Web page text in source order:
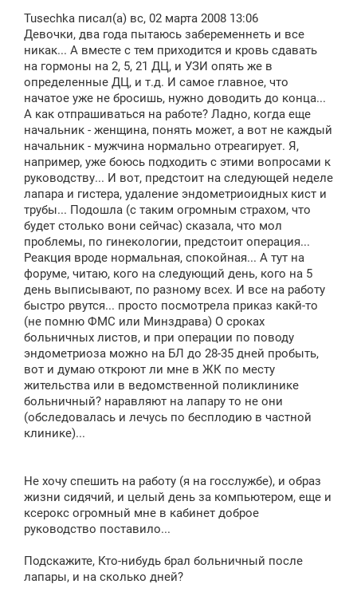
б
щ
н
и
Tusechka писал(а) вс, 02 марта 2008 13:06
Девочки, два года пытаюсь забеременнеть и все
никак... А вместе с тем приходится и кровь сдавать
на гормоны на 2, 5, 21 ДЦ, и УЗИ опять же в
определенные ДЦ, и т.д. И самое главное, что
начатое уже не бросишь, нужно доводить до конца...
А как отпрашиваться на работе? Ладно, когда еще
начальник - женщина, понять может, а вот не каждый
начальник - мужчина нормально отреагирует. Я,
например, уже боюсь подходить с этими вопросами к
руководству... И вот, предстоит на следующей неделе
лапара и гистера, удаление эндометриоидных кист и
трубы... Подошла (с таким огромным страхом, что
будет столько вони сейчас) сказала, что мол
проблемы, по гинекологии, предстоит операция...
Реакция вроде нормальная, спокойная... А тут на
форуме, читаю, кого на следующий день, кого на 5
день выписывают, по разному всех. И все на работу
быстро рвутся... просто посмотрела приказ какй-то
(не помню ФМС или Минздрава) О сроках
больничных листов, и при операции по поводу
эндометриоза можно на БЛ до 28-35 дней пробыть,
вот и думаю откроют ли мне в ЖК по месту
жительства или в ведомственной поликлинике
больничный? наравляют на лапару то не они
(обследовалась и лечусь по бесплодию в частной
клинике)...
Не хочу спешить на работу (я на госслужбе), и образ
жизни сидячий, и целый день за компьютером, еще и
ксерокс огромный мне в кабинет доброе
руководство поставило...
Подскажите, Кто-нибудь брал больничный после
лапары, и на сколько дней?